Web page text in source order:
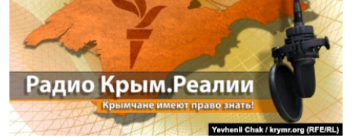
СПЕЦПРОЕКТИ
ДЕПОРТАЦІЯ
ВІДЕОУРОКИ «ELIFBE»
СВІДЧЕННЯ ОКУПАЦІЇ
УКРАЇНСЬКА ПРОБЛЕМА КРИМУ
ЯК ОБІЙТИ БЛОКУВАННЯ
Русский
Qırımtatar